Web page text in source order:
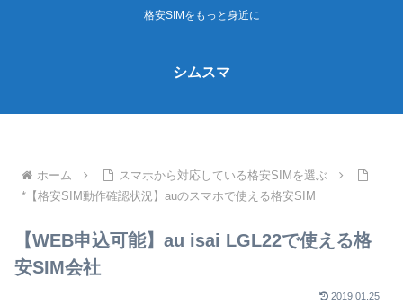
格安SIMをもっと身近に
シムスマ
ホーム
スマホから対応している格安SIMを選ぶ
*【格安SIM動作確認状況】auのスマホで使える格安SIM
【WEB申込可能】au isai LGL22で使える格
安SIM会社
2019.01.25